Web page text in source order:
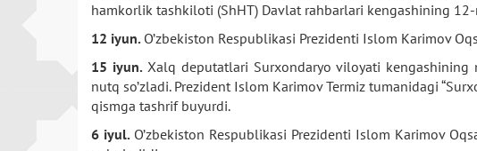
hamkorlik tashkiloti (ShHT) Davlat rahbarlari kengashining
12 iyun. O’zbekiston Respublikasi Prezidenti Islom Karimov
15 iyun. Xalq deputatlari Surxondaryo viloyati kengashining
nutq so’zladi. Prezident Islom Karimov Termiz tumanidagi
qismga tashrif buyurdi.
6 iyul. O’zbekiston Respublikasi Prezidenti Islom Karimov